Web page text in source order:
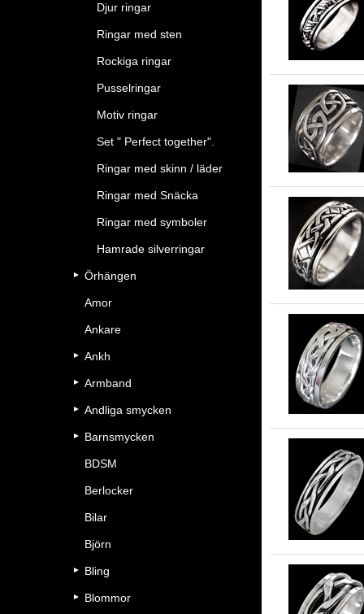
Djur ringar
Ringar med sten
Rockiga ringar
Pusselringar
Motiv ringar
Set " Perfect together".
Ringar med skinn / läder
Ringar med Snäcka
Ringar med symboler
Hamrade silverringar
Örhängen
Amor
Ankare
Ankh
Armband
Andliga smycken
Barnsmycken
BDSM
Berlocker
Bilar
Björn
Bling
Blommor